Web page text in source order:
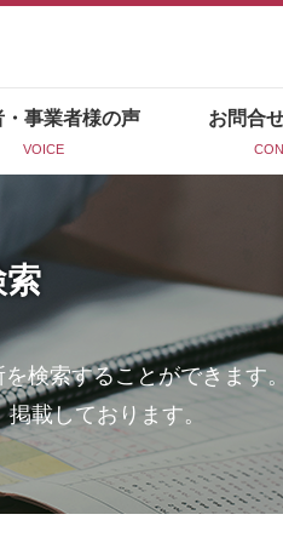
・事業者様の声
VOICE
お問合
索
検索することができます。
載しております。